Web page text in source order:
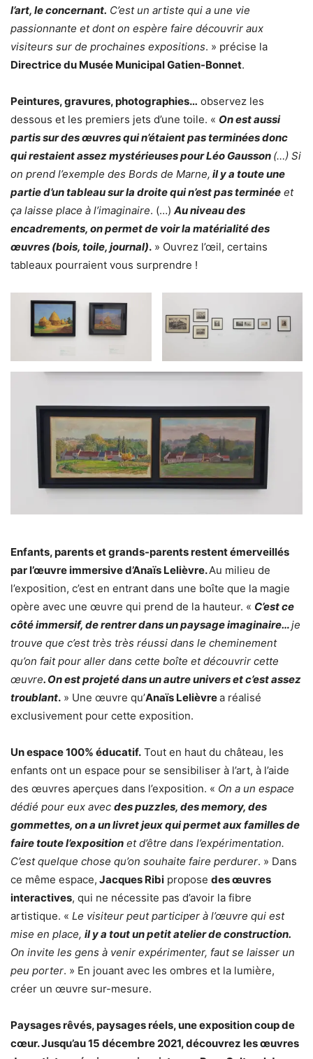
l’art, le concernant. C’est un artiste qui a une vie
passionnante et dont on espère faire découvrir aux
visiteurs sur de prochaines expositions. » précise la
Directrice du Musée Municipal Gatien-Bonnet.
Peintures, gravures, photographies… observez les
dessous et les premiers jets d’une toile. « On est aussi
partis sur des œuvres qui n’étaient pas terminées donc
qui restaient assez mystérieuses pour Léo Gausson (…) Si
on prend l’exemple des Bords de Marne, il y a toute une
partie d’un tableau sur la droite qui n’est pas terminée et
ça laisse place à l’imaginaire. (…) Au niveau des
encadrements, on permet de voir la matérialité des
œuvres (bois, toile, journal). » Ouvrez l’œil, certains
tableaux pourraient vous surprendre !
Enfants, parents et grands-parents restent émerveillés
par l’œuvre immersive d’Anaïs Lelièvre.Au milieu de
l’exposition, c’est en entrant dans une boîte que la magie
opère avec une œuvre qui prend de la hauteur. « C’est ce
côté immersif, de rentrer dans un paysage imaginaire…je
trouve que c’est très très réussi dans le cheminement
qu’on fait pour aller dans cette boîte et découvrir cette
œuvre. On est projeté dans un autre univers et c’est assez
troublant. » Une œuvre qu’Anaïs Lelièvrea réalisé
exclusivement pour cette exposition.
Un espace 100% éducatif. Tout en haut du château, les
enfants ont un espace pour se sensibiliser à l’art, à l’aide
des œuvres aperçues dans l’exposition. « On a un espace
dédié pour eux avec des puzzles, des memory, des
gommettes, on a un livret jeux qui permet aux familles de
faire toute l’exposition et d’être dans l’expérimentation.
C’est quelque chose qu’on souhaite faire perdurer. » Dans
ce même espace, Jacques Ribi propose des œuvres
interactives, qui ne nécessite pas d’avoir la fibre
artistique. « Le visiteur peut participer à l’œuvre qui est
mise en place, il y a tout un petit atelier de construction.
On invite les gens à venir expérimenter, faut se laisser un
peu porter. » En jouant avec les ombres et la lumière,
créer un œuvre sur-mesure.
Paysages rêvés, paysages réels, une exposition coup de
cœur. Jusqu’au 15 décembre 2021, découvrez les œuvres